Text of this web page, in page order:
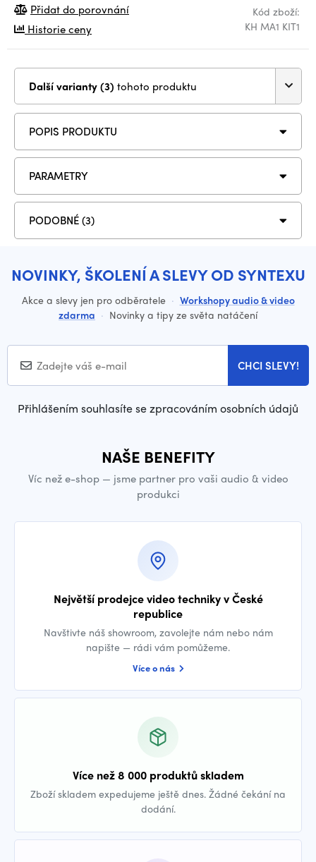
Kód zboží:
KH MA1 KIT1
Přidat do porovnání
Historie ceny
Další varianty (3) tohoto produktu
POPIS PRODUKTU
PARAMETRY
PODOBNÉ (3)
NOVINKY, ŠKOLENÍ A SLEVY OD SYNTEXU
Akce a slevy jen pro odběratele · Workshopy audio & video
zdarma · Novinky a tipy ze světa natáčení
CHCI SLEVY!
Přihlášením souhlasíte se zpracováním osobních údajů
NAŠE BENEFITY
Víc než e-shop — jsme partner pro vaši audio & video
produkci
Největší prodejce video techniky v České
republice
Navštivte náš showroom, zavolejte nám nebo nám
napište — rádi vám pomůžeme.
Více o nás
Více než 8 000 produktů skladem
Zboží skladem expedujeme ještě dnes. Žádné čekání na
dodání.